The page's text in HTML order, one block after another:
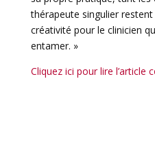
thérapeute singulier
créativité pour le clinicien
entamer. »
Cliquez ici pour lire l’article